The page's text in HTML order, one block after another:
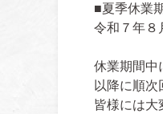
■夏季休業
令和７年
休業期間中
以降に順次
皆様には大